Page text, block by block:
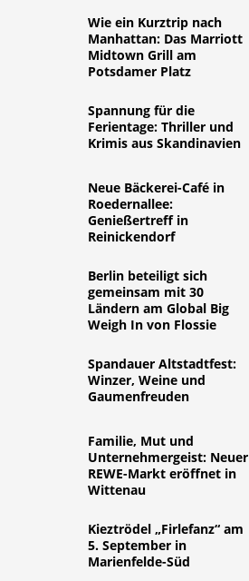
Wie ein Kurztrip nach
Manhattan: Das Marriott
Midtown Grill am
Potsdamer Platz
Spannung für die
Ferientage: Thriller und
Krimis aus Skandinavien
Neue Bäckerei-Café in
Roedernallee:
Genießertreff in
Reinickendorf
Berlin beteiligt sich
gemeinsam mit 30
Ländern am Global Big
Weigh In von Flossie
Spandauer Altstadtfest:
Winzer, Weine und
Gaumenfreuden
Familie, Mut und
Unternehmergeist: Neuer
REWE-Markt eröffnet in
Wittenau
Kieztrödel „Firlefanz“ am
5. September in
Marienfelde-Süd